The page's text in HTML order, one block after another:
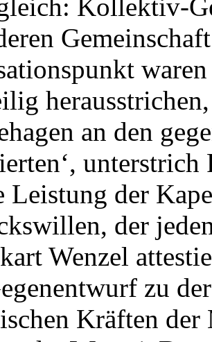
Kollektiv-
an den
Leistung der
der
Wenzel
zu
Kräften